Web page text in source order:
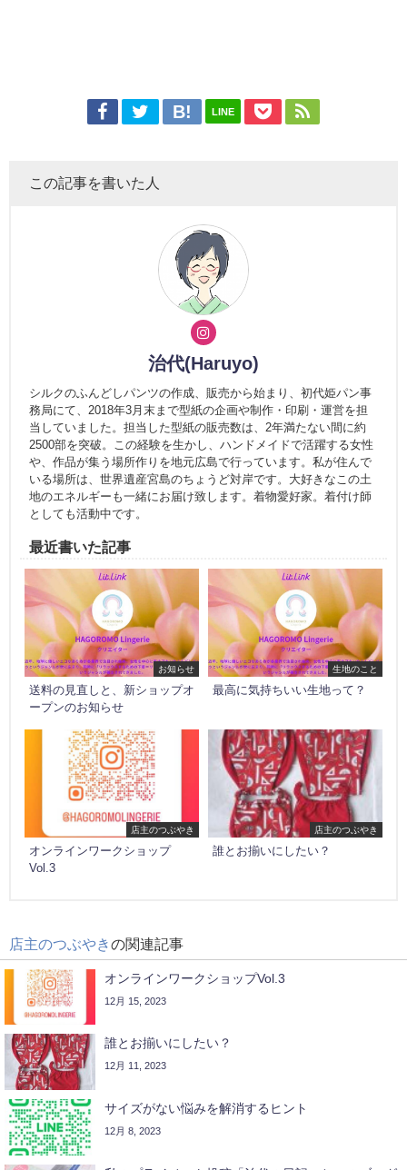
LINE
この記事を書いた人
治代(Haruyo)
シルクのふんどしパンツの作成、販売から始まり、初代姫パン事
務局にて、2018年3月末まで型紙の企画や制作・印刷・運営を担
当していました。担当した型紙の販売数は、2年満たない間に約
2500部を突破。この経験を生かし、ハンドメイドで活躍する女性
や、作品が集う場所作りを地元広島で行っています。私が住んで
いる場所は、世界遺産宮島のちょうど対岸です。大好きなこの土
地のエネルギーも一緒にお届け致します。着物愛好家。着付け師
としても活動中です。
最近書いた記事
お知らせ
送料の見直しと、新ショップオ
ープンのお知らせ
生地のこと
最高に気持ちいい生地って？
店主のつぶやき
オンラインワークショップ
Vol.3
店主のつぶやき
誰とお揃いにしたい？
店主のつぶやきの関連記事
オンラインワークショップVol.3
12月 15, 2023
誰とお揃いにしたい？
12月 11, 2023
サイズがない悩みを解消するヒント
12月 8, 2023